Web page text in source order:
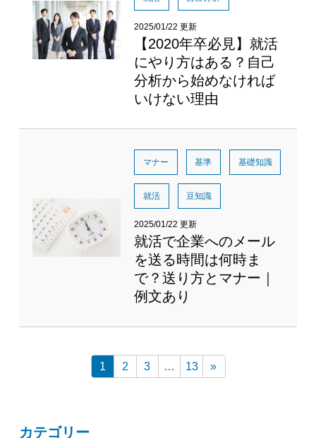
2025/01/22 更新
【2020年卒必見】就活
にやり方はある？自己
分析から始めなければ
いけない理由
マナー 基準 基礎知識
就活 豆知識
2025/01/22 更新
就活で企業へのメール
を送る時間は何時ま
で？送り方とマナー｜
例文あり
1 2 3 … 13 »
カテゴリー